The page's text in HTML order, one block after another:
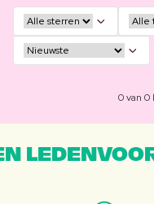
0 van 0